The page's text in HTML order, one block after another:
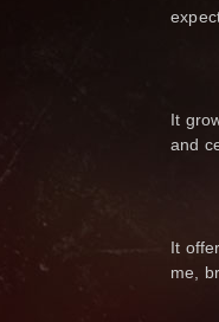
It
and
It
me,